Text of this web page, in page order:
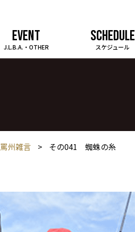
EVENT
J.L.B.A.・OTHER
SCHEDULE
スケジュール
罵州雑言 > その041 蜘蛛の糸